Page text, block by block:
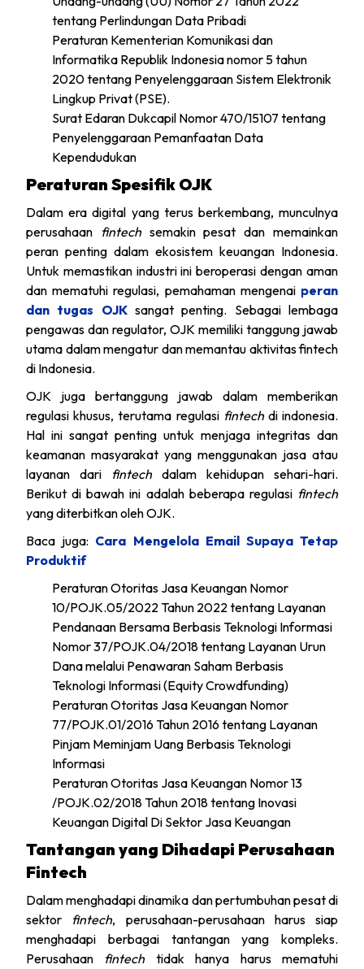
tentang Perlindungan Data Pribadi
Peraturan Kementerian Komunikasi dan
Informatika Republik Indonesia nomor 5 tahun
2020 tentang Penyelenggaraan Sistem Elektronik
Lingkup Privat (PSE).
Surat Edaran Dukcapil Nomor 470/15107 tentang
Penyelenggaraan Pemanfaatan Data
Kependudukan
Peraturan Spesifik OJK
Dalam era digital yang terus berkembang, munculnya
perusahaan fintech semakin pesat dan memainkan
peran penting dalam ekosistem keuangan Indonesia.
Untuk memastikan industri ini beroperasi dengan aman
dan mematuhi regulasi, pemahaman mengenai peran
dan tugas OJKsangat penting. Sebagai lembaga
pengawas dan regulator, OJK memiliki tanggung jawab
utama dalam mengatur dan memantau aktivitas fintech
di Indonesia.
OJK juga bertanggung jawab dalam memberikan
regulasi khusus, terutama regulasi fintech di indonesia.
Hal ini sangat penting untuk menjaga integritas dan
keamanan masyarakat yang menggunakan jasa atau
layanan dari fintech dalam kehidupan sehari-hari.
Berikut di bawah ini adalah beberapa regulasi fintech
yang diterbitkan oleh OJK.
Baca juga: Cara Mengelola Email Supaya Tetap
Produktif
Peraturan Otoritas Jasa Keuangan Nomor
10/POJK.05/2022 Tahun 2022 tentang Layanan
Pendanaan Bersama Berbasis Teknologi Informasi
Nomor 37/POJK.04/2018 tentang Layanan Urun
Dana melalui Penawaran Saham Berbasis
Teknologi Informasi (Equity Crowdfunding)
Peraturan Otoritas Jasa Keuangan Nomor
77/POJK.01/2016 Tahun 2016 tentang Layanan
Pinjam Meminjam Uang Berbasis Teknologi
Informasi
Peraturan Otoritas Jasa Keuangan Nomor 13
/POJK.02/2018 Tahun 2018 tentang Inovasi
Keuangan Digital Di Sektor Jasa Keuangan
Tantangan yang Dihadapi Perusahaan
Fintech
Dalam menghadapi dinamika dan pertumbuhan pesat di
sektor fintech, perusahaan-perusahaan harus siap
menghadapi berbagai tantangan yang kompleks.
Perusahaan fintech tidak hanya harus mematuhi